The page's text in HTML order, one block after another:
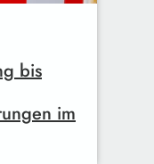
bis
im